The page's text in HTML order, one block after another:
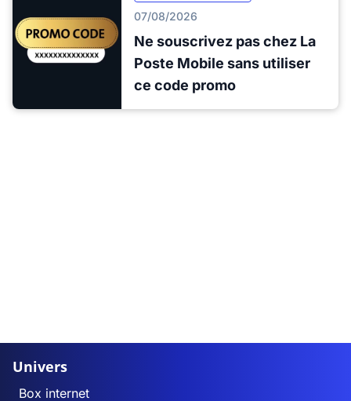
07/08/2026
Ne souscrivez pas chez La
Poste Mobile sans utiliser
ce code promo
Univers
Box internet